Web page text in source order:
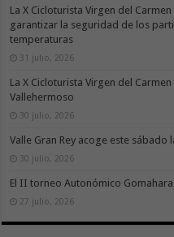
La X Cicloturista Virgen del
garantizar la seguridad de los
temperaturas
31 julio, 2026
La X Cicloturista Virgen del
Vallehermoso
30 julio, 2026
Valle Gran Rey acoge este
30 julio, 2026
El II torneo Autonómico
27 julio, 2026